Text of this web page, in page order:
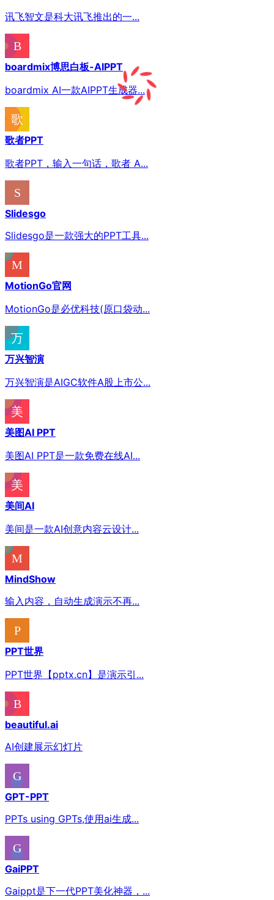
讯飞智文是科大讯飞推出的一...
boardmix博思白板-AIPPT
boardmix AI一款AIPPT生成器...
歌者PPT
歌者PPT，输入一句话，歌者 A...
Slidesgo
Slidesgo是一款强大的PPT工具...
MotionGo官网
MotionGo是必优科技(原口袋动...
万兴智演
万兴智演是AIGC软件A股上市公...
美图AI PPT
美图AI PPT是一款免费在线AI...
美间AI
美间是一款AI创意内容云设计...
MindShow
输入内容，自动生成演示不再...
PPT世界
PPT世界【pptx.cn】是演示引...
beautiful.ai
AI创建展示幻灯片
GPT-PPT
PPTs using GPTs,使用ai生成...
GaiPPT
Gaippt是下一代PPT美化神器，...